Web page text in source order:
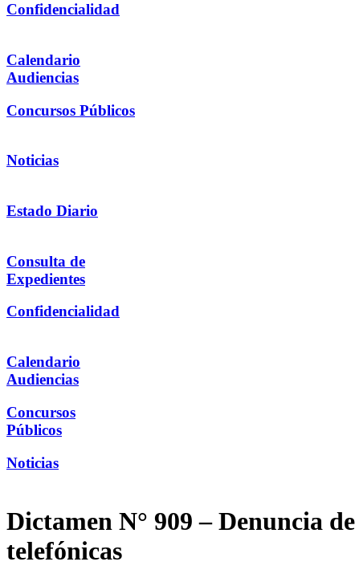
Confidencialidad
Calendario
Audiencias
Concursos Públicos
Noticias
Estado Diario
Consulta de
Expedientes
Confidencialidad
Calendario
Audiencias
Concursos
Públicos
Noticias
Dictamen N° 909 – Denuncia
telefónicas